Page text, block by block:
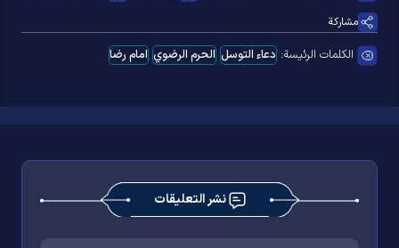
مشاركة
الكلمات الرئيسة: دعاء التوسل الحرم الرضوي امام رضا
نشر التعليقات